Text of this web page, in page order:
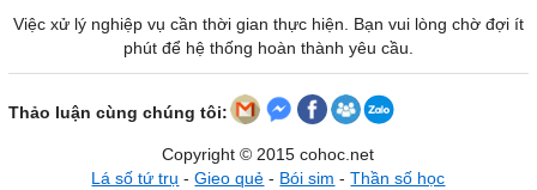
Việc xử lý nghiệp vụ cần thời gian thực hiện. Bạn vui lòng chờ đợi ít
phút để hệ thống hoàn thành yêu cầu.
Thảo luận cùng chúng tôi:
Copyright © 2015 cohoc.net
Lá số tứ trụ -Gieo quẻ - Bói sim -Thần số học